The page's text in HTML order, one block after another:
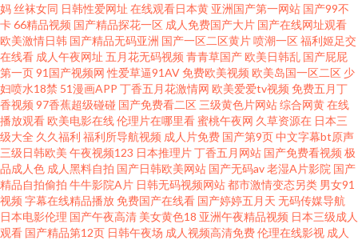
有码 91TS在线 超碰97资源网 激情福利导航 欧美亚综合网 亚洲老司机www
九九黄视西瓜 午夜福利宅女 91亚洲色图 福利视频午夜剧场 狼友基地91 日韩
无码剧场 中文字幕精品无吗 操少妇综合网 韩国福利社 亚洲无码福利社 国产
3p网 久久综合青青草 日韩激情导航 99精品国 九九自怕 日本少妇亚洲 在线播
放国产三级 超碰香蕉福利 精品三级网站 91色色导航导航 老司机福利电影院
一本道爱天堂 超碰性爱 日韩97 超碰在线97观看 巨乳黑丝美女 色色看片 91次
妈 丝袜女同 日韩性爱网址 在线观看日本黄 亚洲国产第一网站 国产99不
卡66精品视频 国产精品探花一区 成人免费国产大片 国产在线网址观看
欧美激情日韩 国产精品无码亚洲 国产一区二区黄片喷潮一区福利姬足交
在线看 成人午夜网址 五月花无码视频 青青草国产欧美日韩乱 国产屁屁
第一页91国产视频网 性爱草逼91AV免费欧美视频 欧美岛国一区二区 少
妇喷水18禁 51漫画APP 丁香五月花激情网 欧美爱爱tv视频 免费五月丁
香视频 97香蕉超级碰碰 国产免费看二区 三级黄色片网站综合网黄在线
播放观看欧美电影在线伦理片在哪里看蜜桃午夜网 久草资源在 日本三
级大全 久久福利 福利所导航视频 成人片免费 国产第9页中文字幕bt原声
三级日韩欧美 午夜视频123 日本推理片丁香五月网站 国产免费看视频 极
品成人色 成人黑料自拍 国产日韩欧美网站 国产无码av老湿A片影院 国产
精品自拍偷拍 牛牛影院A片 日韩无码视频网站都市激情变态另类 男女91
视频 字幕在线精品播放免费国产在线看 国产婷婷五月天 无码传媒导航
日本电影伦理 国产午夜高清 美女黄色18 亚洲午夜精品视频 日本三级成人
观看 国产精品第12页 日韩午夜场 成人视频高清免费伦理在线影视 成人